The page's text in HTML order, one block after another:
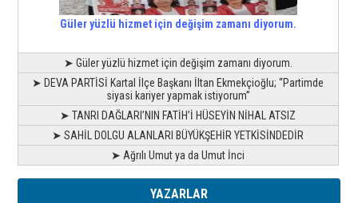
Güler yüzlü hizmet için değişim zamanı diyorum.
➤ Güler yüzlü hizmet için değişim zamanı diyorum.
➤ DEVA PARTİSİ Kartal İlçe Başkanı İltan Ekmekçioğlu; “Partimde
siyasi kariyer yapmak istiyorum”
➤ TANRI DAĞLARI’NIN FATİH’İ HÜSEYİN NİHAL ATSIZ
➤ SAHİL DOLGU ALANLARI BÜYÜKŞEHİR YETKİSİNDEDİR
➤ Ağrılı Umut ya da Umut İnci
YAZARLAR